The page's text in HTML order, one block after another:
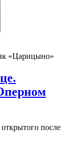
«Царицыно»
после